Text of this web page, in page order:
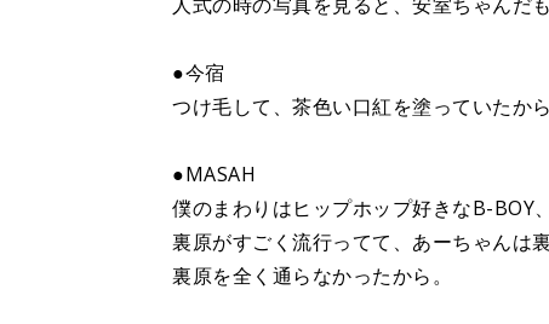
●今宿
つけ毛して、茶色い口紅を塗っていたか
●MASAH
僕のまわりはヒップホップ好きなB-BOY
裏原がすごく流行ってて、あーちゃんは
裏原を全く通らなかったから。